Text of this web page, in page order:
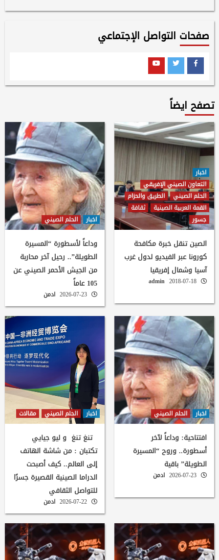
صفحات التواصل الإجتماعي
Facebook
Twitter
Youtube
تصفح ايضاً
اخبار
التعاون الصيني الإفريقي
الحلم الصيني
الطريق والحزام
القمة العربية الصينية
ثقافة
جسور
الصين تنقل خبرة مكافحة
كورونا عبر الفيديو لدول غرب
آسيا وشمال إفريقيا
admin
اخبار الحلم الصيني
وداعاً لأسطورة “المسيرة
الطويلة”.. رحيل آخر محاربة
من الجيش الأحمر الصيني عن
105 عاماً
ادمن
اخبار الحلم الصيني
افتتاحية: وداعاً لآخر
أسطورة.. وروح “المسيرة
الطويلة” باقية
ادمن
اخبار الحلم الصيني مقالات
تنغ تنغ و ليو جيايي
تكتبان : من شاشة الهاتف
إلى العالم.. كيف أصبحت
الدراما الصينية القصيرة جسرًا
للتواصل الثقافي
ادمن